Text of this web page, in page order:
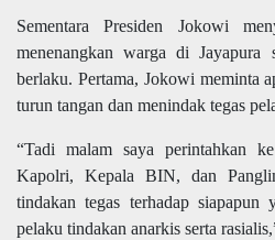
Sementara Presiden Jokowi
menenangkan warga di Jayapura
berlaku. Pertama, Jokowi meminta
turun tangan dan menindak tegas
“Tadi malam saya perintahkan
Kapolri, Kepala BIN, dan
tindakan tegas terhadap siapapun
pelaku tindakan anarkis serta